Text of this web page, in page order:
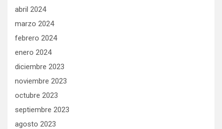
abril 2024
marzo 2024
febrero 2024
enero 2024
diciembre 2023
noviembre 2023
octubre 2023
septiembre 2023
agosto 2023